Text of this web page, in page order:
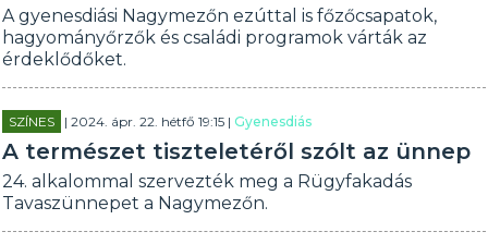
A gyenesdiási Nagymezőn ezúttal is főzőcsapatok,
hagyományőrzők és családi programok várták az
érdeklődőket.
SZÍNES | 2024. ápr. 22. hétfő 19:15 |Gyenesdiás
A természet tiszteletéről szólt az ünnep
24. alkalommal szervezték meg a Rügyfakadás
Tavaszünnepet a Nagymezőn.